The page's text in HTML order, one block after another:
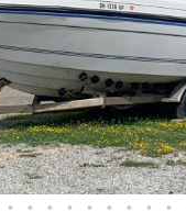
• • • • • • • • •